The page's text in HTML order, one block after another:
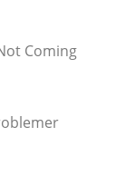
Coming